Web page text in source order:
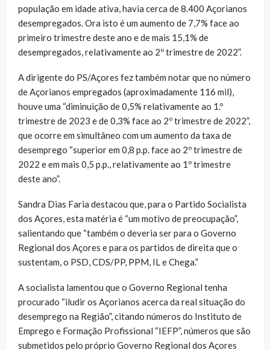
população em idade ativa, havia cerca de 8.400 Açorianos
desempregados. Ora isto é um aumento de 7,7% face ao
primeiro trimestre deste ano e de mais 15,1% de
desempregados, relativamente ao 2º trimestre de 2022”.
A dirigente do PS/Açores fez também notar que no número
de Açorianos empregados (aproximadamente 116 mil),
houve uma “diminuição de 0,5% relativamente ao 1.º
trimestre de 2023 e de 0,3% face ao 2º trimestre de 2022”,
que ocorre em simultâneo com um aumento da taxa de
desemprego “superior em 0,8 p.p. face ao 2º trimestre de
2022 e em mais 0,5 p.p., relativamente ao 1º trimestre
deste ano”.
Sandra Dias Faria destacou que, para o Partido Socialista
dos Açores, esta matéria é “um motivo de preocupação”,
salientando que “também o deveria ser para o Governo
Regional dos Açores e para os partidos de direita que o
sustentam, o PSD, CDS/PP, PPM, IL e Chega.”
A socialista lamentou que o Governo Regional tenha
procurado “iludir os Açorianos acerca da real situação do
desemprego na Região”, citando números do Instituto de
Emprego e Formação Profissional “IEFP”, números que são
submetidos pelo próprio Governo Regional dos Açores